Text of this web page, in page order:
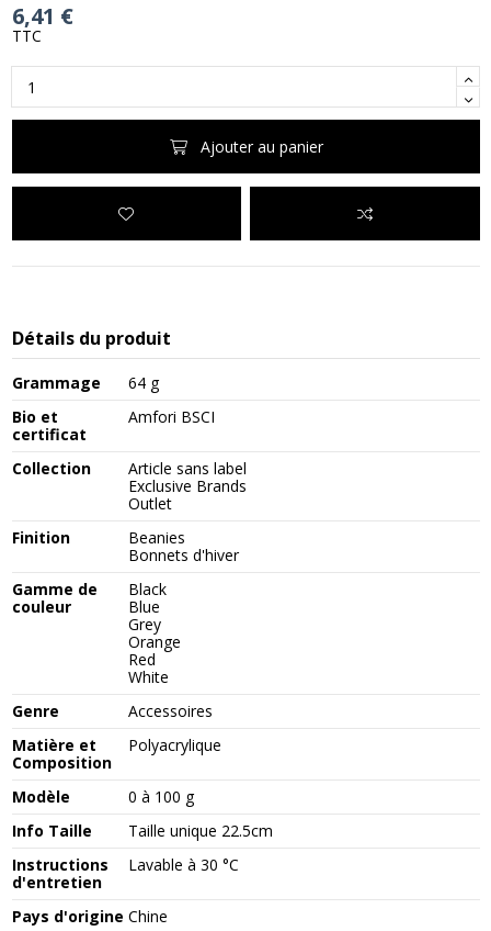
6,41 €
TTC
Ajouter au panier
Détails du produit
Grammage
64 g
Bio et
certificat
Amfori BSCI
Collection
Article sans label
Exclusive Brands
Outlet
Finition
Beanies
Bonnets d'hiver
Gamme de
couleur
Black
Blue
Grey
Orange
Red
White
Genre
Accessoires
Matière et
Composition
Polyacrylique
Modèle
0 à 100 g
Info Taille
Taille unique 22.5cm
Instructions
d'entretien
Lavable à 30 °C
Pays d'origine Chine